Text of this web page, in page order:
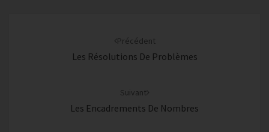
Précédent
Les Résolutions De Problèmes
Suivant
Les Encadrements De Nombres